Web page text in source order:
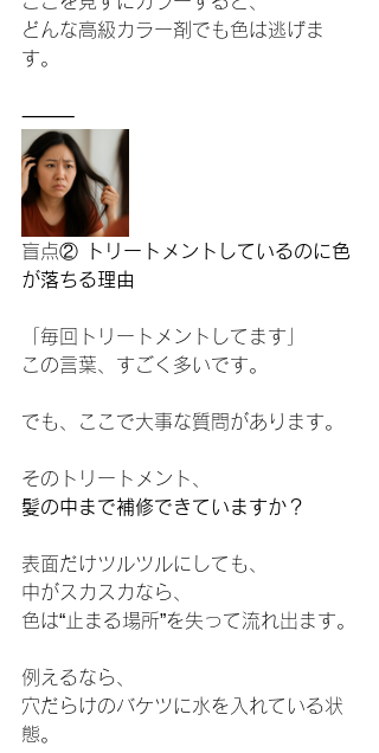
どんな高級カラー剤でも色は逃げま
す。
⸻
盲点② トリートメントしているのに色
が落ちる理由
「毎回トリートメントしてます」
この言葉、すごく多いです。
でも、ここで大事な質問があります。
そのトリートメント、
髪の中まで補修できていますか？
表面だけツルツルにしても、
中がスカスカなら、
色は“止まる場所”を失って流れ出ます。
例えるなら、
穴だらけのバケツに水を入れている状
態。